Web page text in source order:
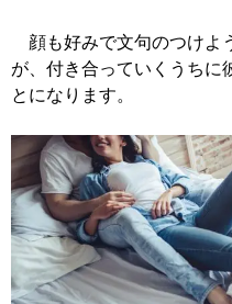
顔も好みで文句のつけよ
が、付き合っていくうちに
とになります。